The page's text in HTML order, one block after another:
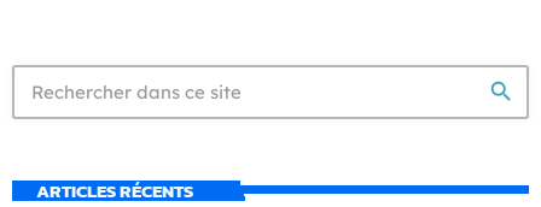
search
ARTICLES RÉCENTS